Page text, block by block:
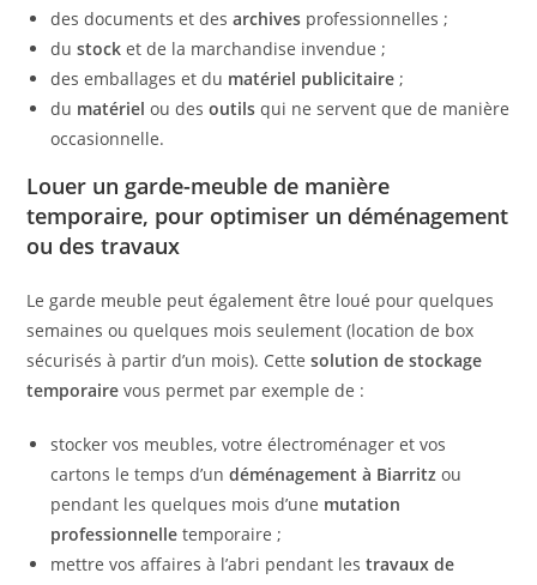
des documents et desarchives professionnelles ;
dustock et de la marchandise invendue ;
des emballages et du matériel publicitaire ;
du matériel ou desoutils qui ne servent que de manière
occasionnelle.
Louer un garde-meuble de manière
temporaire, pour optimiser un déménagement
ou des travaux
Le garde meuble peut également être loué pour quelques
semaines ou quelques mois seulement (location de box
sécurisés à partir d’un mois). Cettesolution de stockage
temporairevous permet par exemple de :
stocker vos meubles, votre électroménager et vos
cartons le temps d’undéménagement à Biarritz ou
pendant les quelques mois d’une mutation
professionnelle temporaire ;
mettre vos affaires à l’abri pendant lestravaux de